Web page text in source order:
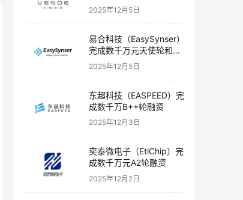
2025年12月5日
易合科技（EasySynser）
完成数千万元天使轮和天
使+轮融资
2025年12月5日
东超科技（EASPEED）完
成数千万B++轮融资
2025年12月3日
奕泰微电子（EtlChip）完
成数千万元A2轮融资
2025年12月2日